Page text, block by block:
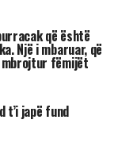
do të jetë
nis në janar
pune do
muaj nga